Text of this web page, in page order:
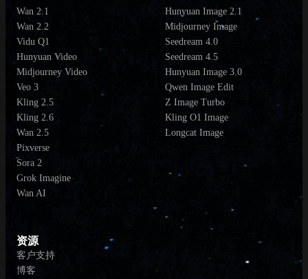
Wan 2.1
Wan 2.2
Vidu Q1
Hunyuan Video
Midjourney Video
Veo 3
Kling 2.5
Kling 2.6
Wan 2.5
Pixverse
Sora 2
Grok Imagine
Wan AI
Hunyuan Image 2.1
Midjourney Image
Seedream 4.0
Seedream 4.5
Hunyuan Image 3.0
Qwen Image Edit
Z Image Turbo
Kling O1 Image
Longcat Image
资源
客户支持
博客